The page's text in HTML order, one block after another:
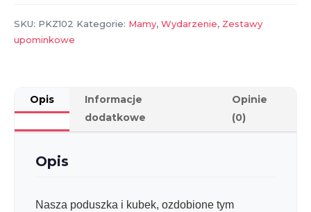
Cię
zestaw
SKU: PKZ102 Kategorie: Mamy, Wydarzenie, Zestawy
upominkowe
Opis
Informacje
dodatkowe
Opinie
(0)
Opis
Nasza poduszka i kubek, ozdobione tym